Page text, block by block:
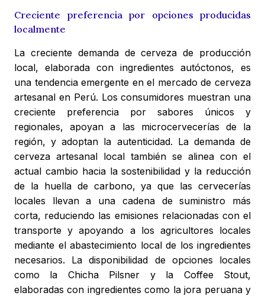
Creciente preferencia por opciones producidas
localmente
La creciente demanda de cerveza de producción
local, elaborada con ingredientes autóctonos, es
una tendencia emergente en el mercado de cerveza
artesanal en Perú. Los consumidores muestran una
creciente preferencia por sabores únicos y
regionales, apoyan a las microcervecerías de la
región, y adoptan la autenticidad. La demanda de
cerveza artesanal local también se alinea con el
actual cambio hacia la sostenibilidad y la reducción
de la huella de carbono, ya que las cervecerías
locales llevan a una cadena de suministro más
corta, reduciendo las emisiones relacionadas con el
transporte y apoyando a los agricultores locales
mediante el abastecimiento local de los ingredientes
necesarios. La disponibilidad de opciones locales
como la Chicha Pilsner y la Coffee Stout,
elaboradas con ingredientes como la jora peruana y